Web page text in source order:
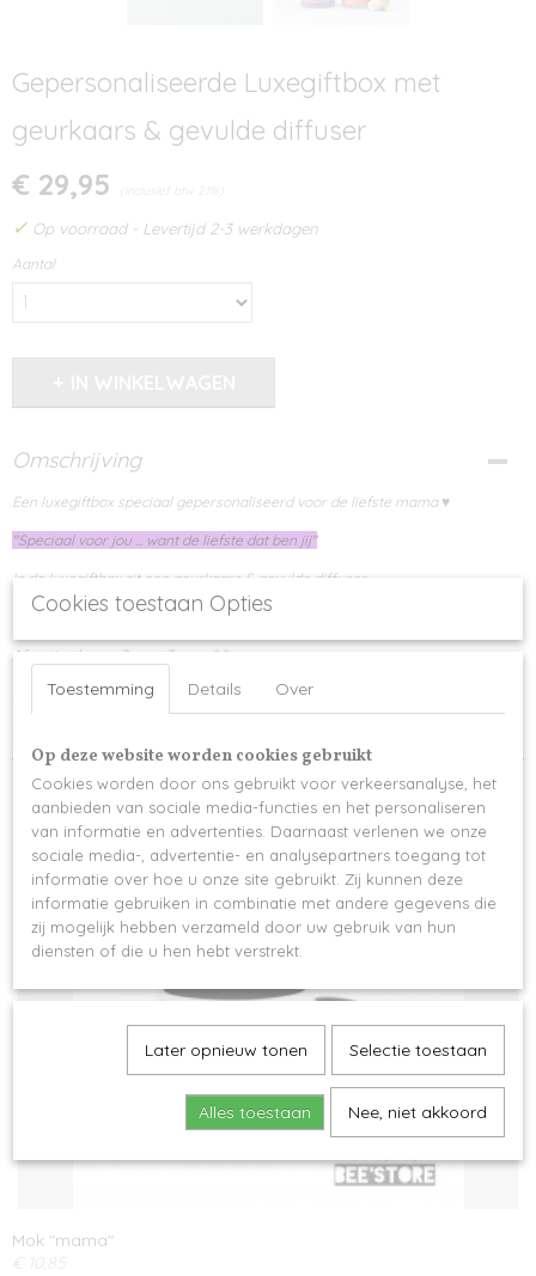
Gepersonaliseerde Luxegiftbox met
geurkaars & gevulde diffuser
€ 29,95 (inclusief btw 21%)
✓ Op voorraad - Levertijd 2-3 werkdagen
Aantal
Omschrijving
Een luxegiftbox speciaal gepersonaliseerd voor de liefste mama ♥
"Speciaal voor jou ... want de liefste dat ben jij"
In de luxegiftbox zit een geurkaars & gevulde diffuser
Geur: Black peppercorn
Afmeting kaars: 7 cm x 7 cm x 8,8 cm
Afmeting diffuser: 6,8 cm 6,8 cm x 11 cm
Ook interessant
Mok "mama"
€ 10,85
Cookies toestaan Opties
Toestemming Details Over
Op deze website worden cookies gebruikt
Cookies worden door ons gebruikt voor verkeersanalyse, het
aanbieden van sociale media-functies en het personaliseren
van informatie en advertenties. Daarnaast verlenen we onze
sociale media-, advertentie- en analysepartners toegang tot
informatie over hoe u onze site gebruikt. Zij kunnen deze
informatie gebruiken in combinatie met andere gegevens die
zij mogelijk hebben verzameld door uw gebruik van hun
diensten of die u hen hebt verstrekt.
Later opnieuw tonen Selectie toestaan
Alles toestaan Nee, niet akkoord